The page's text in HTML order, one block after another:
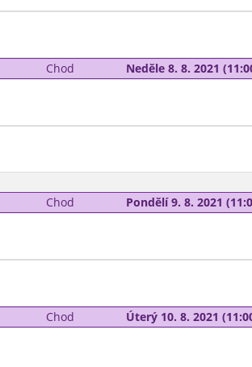
Chod Neděle 8. 8. 2021
Chod Pondělí 9. 8. 2021
Chod Úterý 10. 8. 2021